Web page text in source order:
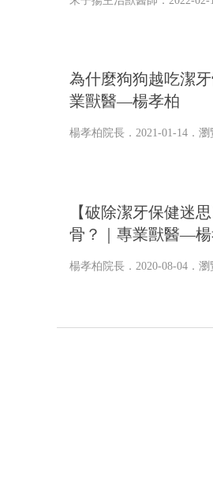
為什麼狗狗越吃潔
業獸醫—楊孝柏
楊孝柏院長 ．2021-01-14． 瀏
【破除潔牙保健迷
骨？｜專業獸醫—楊
楊孝柏院長 ．2020-08-04． 瀏